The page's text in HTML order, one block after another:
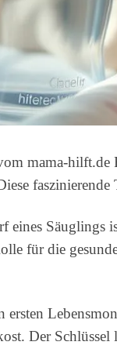
mama-hilft.de
eines Säuglings
für die
Der